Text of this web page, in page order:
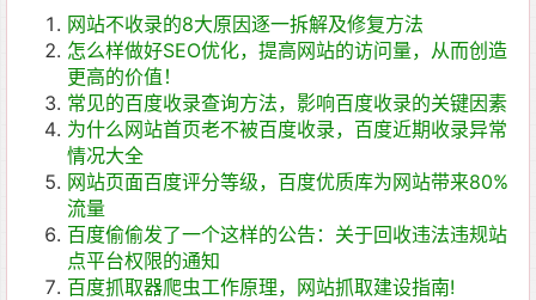
网站不收录的8大原因逐一拆解及修复方法
怎么样做好SEO优化，提高网站的访问量，从而创造
更高的价值！
常见的百度收录查询方法，影响百度收录的关键因素
为什么网站首页老不被百度收录，百度近期收录异常
情况大全
网站页面百度评分等级，百度优质库为网站带来80%
流量
百度偷偷发了一个这样的公告：关于回收违法违规站
点平台权限的通知
百度抓取器爬虫工作原理，网站抓取建设指南!